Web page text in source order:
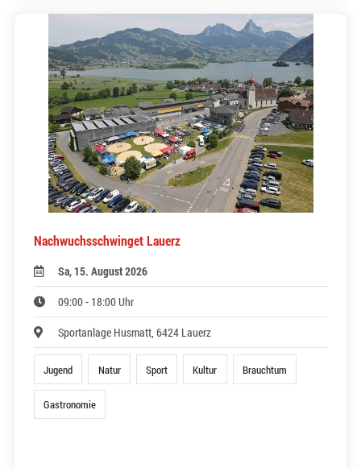
Nachwuchsschwinget Lauerz
Sa, 15. August 2026
09:00 - 18:00 Uhr
Sportanlage Husmatt, 6424 Lauerz
Jugend Natur Sport Kultur Brauchtum
Gastronomie